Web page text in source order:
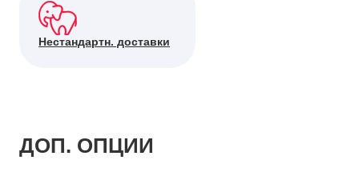
Нестандартн. доставки
ДОП. ОПЦИИ